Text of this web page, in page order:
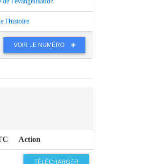
l'histoire
VOIR LE NUMÉRO
Action
TÉLÉCHARGER